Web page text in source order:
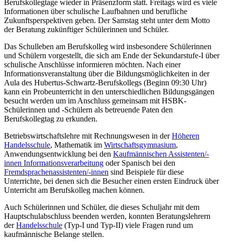
Berufskollegtage wieder in Präsenzform statt. Freitags wird es viele
Informationen über schulische Laufbahnen und berufliche
Zukunftsperspektiven geben. Der Samstag steht unter dem Motto
der Beratung zukünftiger Schülerinnen und Schüler.
Das Schulleben am Berufskolleg wird insbesondere Schülerinnen
und Schülern vorgestellt, die sich am Ende der Sekundarstufe-I über
schulische Anschlüsse informieren möchten. Nach einer
Informationsveranstaltung über die Bildungsmöglichkeiten in der
Aula des Hubertus-Schwartz-Berufskollegs (Beginn 09:30 Uhr)
kann ein Probeunterricht in den unterschiedlichen Bildungsgängen
besucht werden um im Anschluss gemeinsam mit HSBK-
Schülerinnen und -Schülern als betreuende Paten den
Berufskollegtag zu erkunden.
Betriebswirtschaftslehre mit Rechnungswesen in derHöheren
Handelsschule, Mathematik im Wirtschaftsgymnasium,
Anwendungsentwicklung bei den Kaufmännischen Assistenten/-
innen Informationsverarbeitung oder Spanisch bei den
Fremdsprachenassistenten/-innen sind Beispiele für diese
Unterrichte, bei denen sich die Besucher einen ersten Eindruck über
Unterricht am Berufskolleg machen können.
Auch Schülerinnen und Schüler, die dieses Schuljahr mit dem
Hauptschulabschluss beenden werden, konnten Beratungslehrern
derHandelsschule (Typ-I und Typ-II) viele Fragen rund um
kaufmännische Belange stellen.